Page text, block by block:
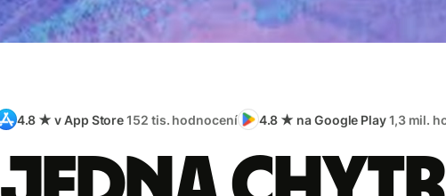
4.8 ★ v App Store152 tis. hodnocení 4.8 ★ na Google Play1,3 mil.